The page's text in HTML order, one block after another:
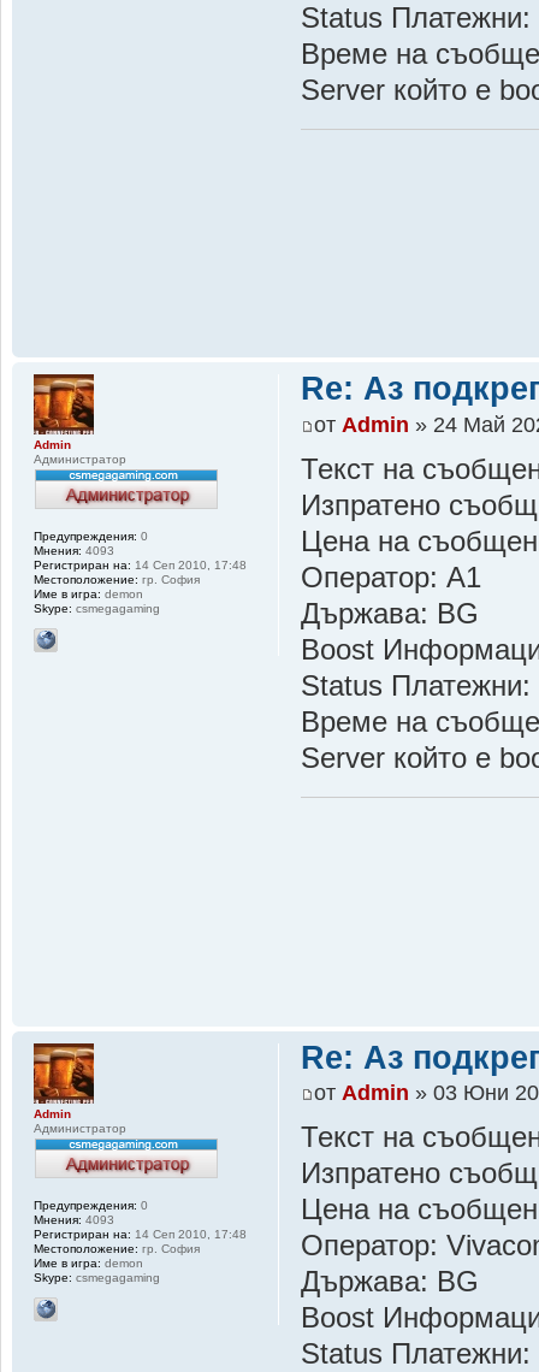
Status Платежни:
Време на
Server който е
Re: Аз
от Admin » 24 Май
Текст на
Изпратено
Цена на
Оператор: A1
Държава: BG
Boost
Status Платежни:
Време на
Server който е
Admin
Администратор
Предупреждения: 0
Мнения: 4093
Регистриран на: 14 Сеп 2010, 17:48
Местоположение: гр. София
Име в игра: demon
Skype: csmegagaming
Re: Аз
отAdmin » 03 Юни
Текст на
Изпратено
Цена на
Оператор:
Държава: BG
Boost
Status Платежни:
Admin
Администратор
Предупреждения: 0
Мнения: 4093
Регистриран на: 14 Сеп 2010, 17:48
Местоположение: гр. София
Име в игра: demon
Skype: csmegagaming